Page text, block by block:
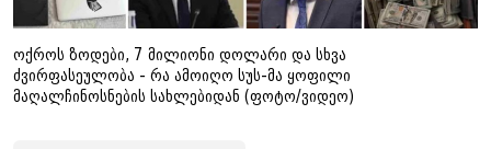
ოქროს ზოდები, 7 მილიონი დოლარი და სხვა
ძვირფასეულობა - რა ამოიღო სუს-მა ყოფილი
მაღალჩინოსნების სახლებიდან (ფოტო/ვიდეო)